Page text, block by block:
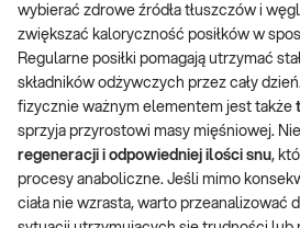
wybierać zdrowe źródła tłuszczów i
zwiększać kaloryczność posiłków w
Regularne posiłki pomagają utrzymać
składników odżywczych przez cały
fizycznie ważnym elementem jest także
sprzyja przyrostowi masy mięśniowej.
regeneracji i odpowiedniej ilości snu,
procesy anaboliczne. Jeśli mimo
ciała nie wzrasta, warto przeanalizować